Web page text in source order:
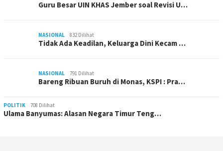
Guru Besar UIN KHAS Jember soal Revisi U…
NASIONAL 832 Dilihat
Tidak Ada Keadilan, Keluarga Dini Kecam …
NASIONAL 791 Dilihat
Bareng Ribuan Buruh di Monas, KSPI : Pra…
POLITIK 708 Dilihat
Ulama Banyumas: Alasan Negara Timur Teng…